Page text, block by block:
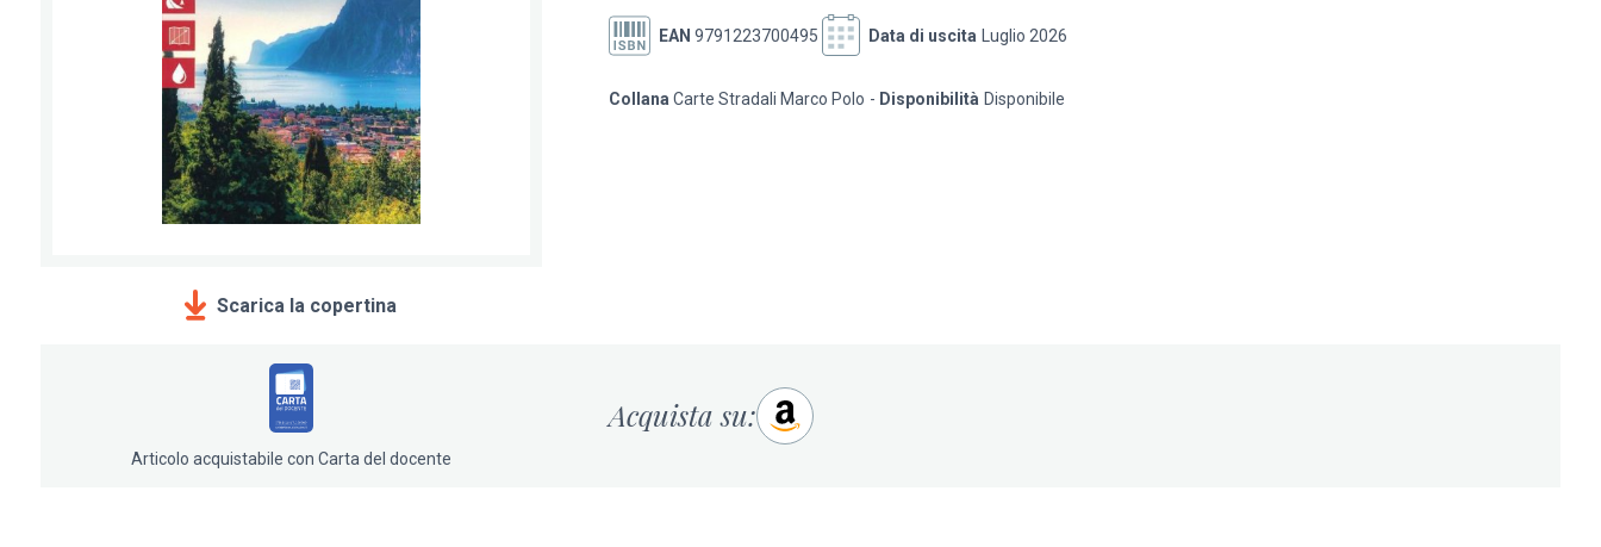
Scarica la copertina
EAN 9791223700495 Data di uscita Luglio 2026
Collana Carte Stradali Marco Polo Disponibilità Disponibile
Acquista su:
Articolo acquistabile con Carta del docente